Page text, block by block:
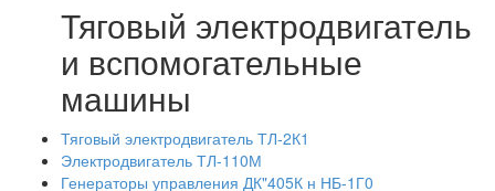
Тяговый электродвигатель
и вспомогательные
машины
Тяговый электродвигатель ТЛ-2К1
Электродвигатель ТЛ-110М
Генераторы управления ДК"405К н НБ-1Г0